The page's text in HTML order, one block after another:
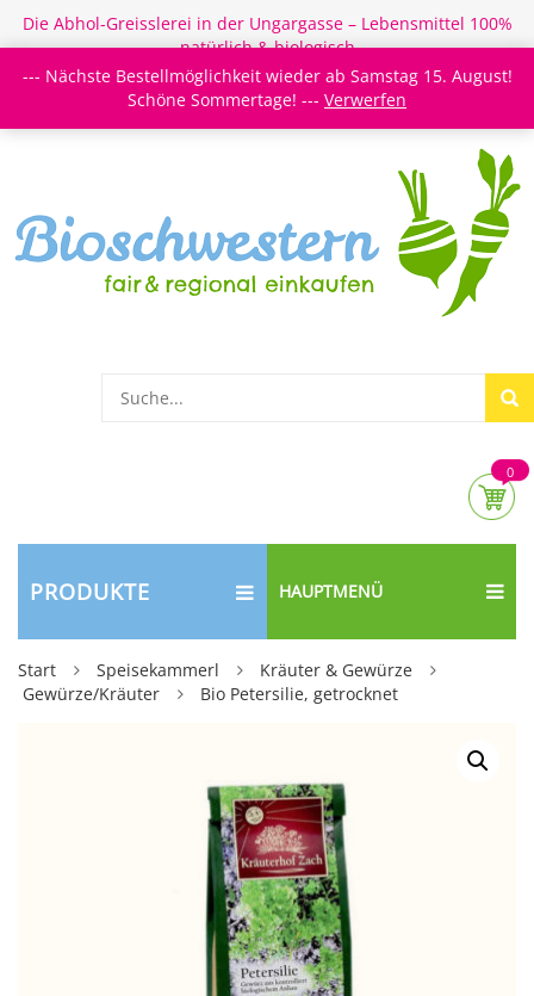
Die Abhol-Greisslerei in der Ungargasse – Lebensmittel 100%
natürlich & biologisch
Login/Register Newsletter Meine Merkzettel
0
PRODUKTE HAUPTMENÜ
Start Speisekammerl
Kräuter & Gewürze
Gewürze/Kräuter
Bio Petersilie, getrocknet
--- Nächste Bestellmöglichkeit wieder ab Samstag 15. August!
Schöne Sommertage! --- Verwerfen